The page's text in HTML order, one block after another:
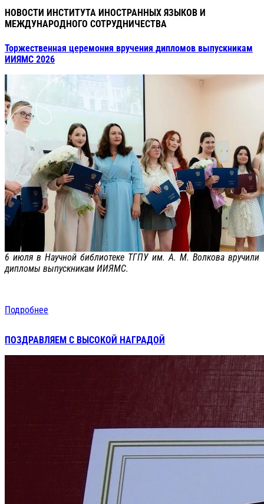
НОВОСТИ ИНСТИТУТА ИНОСТРАННЫХ ЯЗЫКОВ И
МЕЖДУНАРОДНОГО СОТРУДНИЧЕСТВА
Торжественная церемония вручения дипломов выпускникам
ИИЯМС 2026
6 июля в Научной библиотеке ТГПУ им. А. М. Волкова вручили
дипломы выпускникам ИИЯМС.
Подробнее
ПОЗДРАВЛЯЕМ С ВЫСОКОЙ НАГРАДОЙ